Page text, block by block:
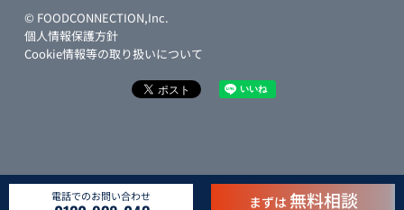
© FOODCONNECTION,Inc.
個人情報保護方針
Cookie情報等の取り扱いについて
電話でのお問い合わせ まずは 無料相談